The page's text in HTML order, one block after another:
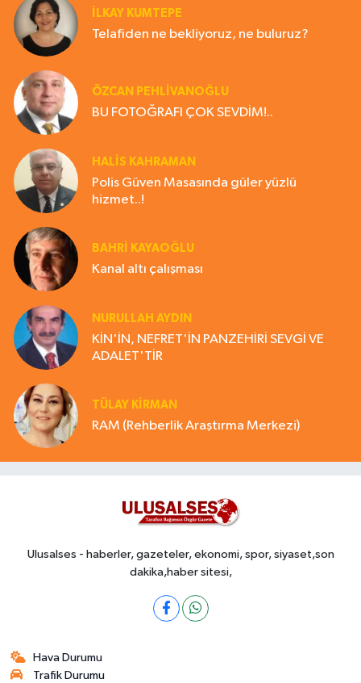
İLKAY KUMTEPE
Telafiden ne bekliyoruz, ne buluruz?
ÖZCAN PEHLİVANOĞLU
BU FOTOĞRAFI ÇOK SEVDİM!..
HALIS KAHRAMAN
Polis Güven Masasında güler yüzlü
hizmet..!
BAHRI KAYAOĞLU
Kanal altı çalışması
NURULLAH AYDIN
KİN'İN, NEFRET'İN PANZEHİRİ SEVGİ VE
ADALET'TİR
TÜLAY KİRMAN
RAM (Rehberlik Araştırma Merkezi)
Ulusalses - haberler, gazeteler, ekonomi, spor, siyaset,son
dakika,haber sitesi,
Hava Durumu
Trafik Durumu